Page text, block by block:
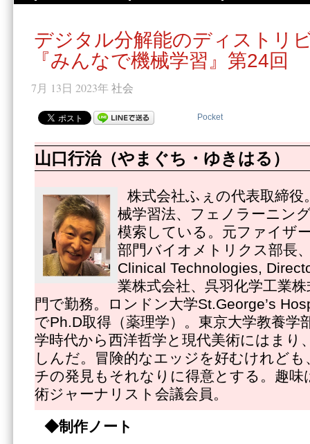
デジタル分解能のディストリ
『みんなで機械学習』第24回
7月 13日 2023年 社会
Pocket
山口行治（やまぐち・ゆきはる）
株式会社ふぇの代表取締
械学習法、フェノラーニン
模索している。元ファイザ
部門バイオメトリクス部長
Clinical Technologies,
業株式会社、呉羽化学工業
門で勤務。ロンドン大学St.George’s
でPh.D取得（薬理学）。東京大学教養学
学時代から西洋哲学と現代美術にはまり
しんだ。冒険的なエッジを好むけれど
チの発見もそれなりに得意とする。趣味
術ジャーナリスト会議会員。
◆制作ノート